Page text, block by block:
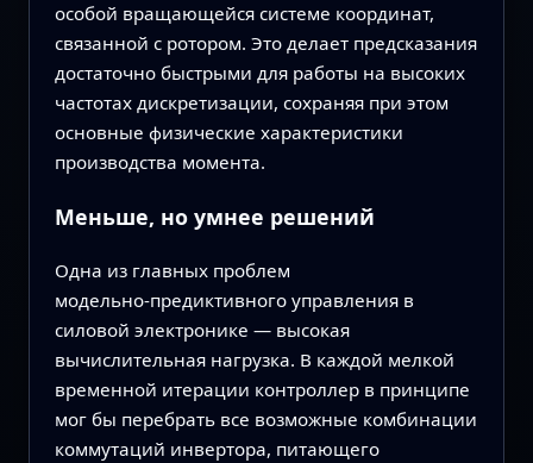
особой вращающейся системе координат,
связанной с ротором. Это делает предсказания
достаточно быстрыми для работы на высоких
частотах дискретизации, сохраняя при этом
основные физические характеристики
производства момента.
Меньше, но умнее решений
Одна из главных проблем
модельно‑предиктивного управления в
силовой электронике — высокая
вычислительная нагрузка. В каждой мелкой
временной итерации контроллер в принципе
мог бы перебрать все возможные комбинации
коммутаций инвертора, питающего